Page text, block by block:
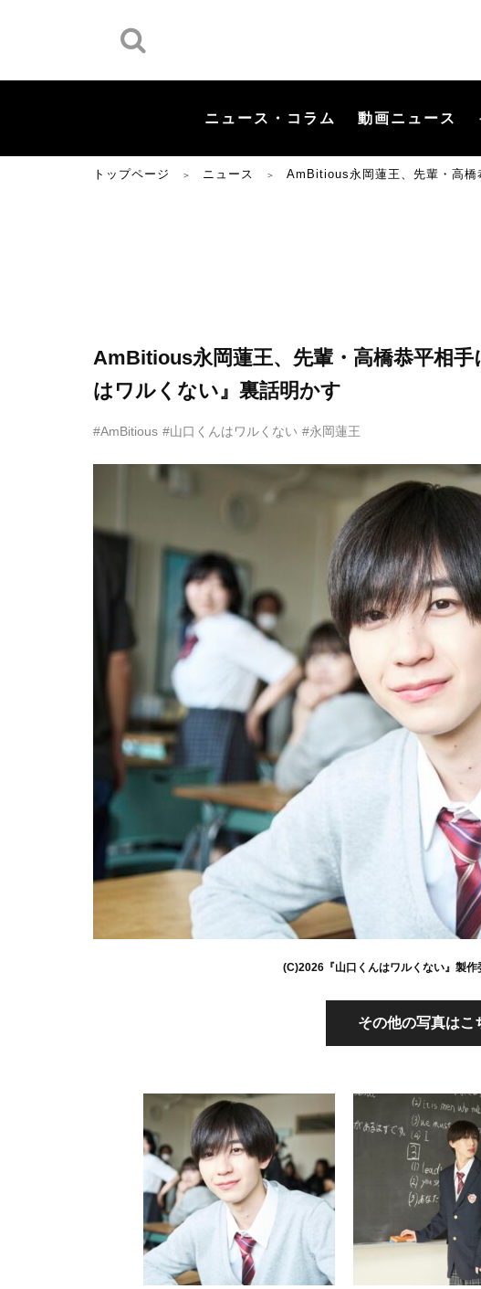
ニュース・コラム 動画ニュース
トップページ ＞ ニュース ＞ AmBitious永岡蓮王、先輩・高橋
AmBitious永岡蓮王、先輩・高橋恭平相
はワルくない』裏話明かす
#AmBitious #山口くんはワルくない #永岡蓮王
(C)2026『山口くんはワルくない』製
その他の写真はこ